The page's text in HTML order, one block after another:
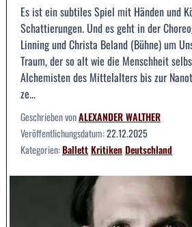
Es ist ein subtiles Spiel mit Händen und
Schattierungen. Und es geht in der
Linning und Christa Beland (Bühne) um
Traum, der so alt wie die Menschheit
Alchemisten des Mittelalters bis zur
ze...
Geschrieben vonALEXANDER WALTHER
Veröffentlichungsdatum:22.12.2025
Kategorien:BallettKritikenDeutschland